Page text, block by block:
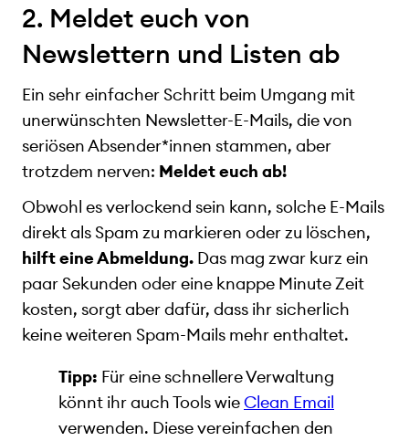
2. Meldet euch von
Newslettern und Listen ab
Ein sehr einfacher Schritt beim Umgang mit
unerwünschten Newsletter-E-Mails, die von
seriösen Absender*innen stammen, aber
trotzdem nerven: Meldet euch ab!
Obwohl es verlockend sein kann, solche E-Mails
direkt als Spam zu markieren oder zu löschen,
hilft eine Abmeldung. Das mag zwar kurz ein
paar Sekunden oder eine knappe Minute Zeit
kosten, sorgt aber dafür, dass ihr sicherlich
keine weiteren Spam-Mails mehr enthaltet.
Tipp: Für eine schnellere Verwaltung
könnt ihr auch Tools wieClean Email
verwenden. Diese vereinfachen den